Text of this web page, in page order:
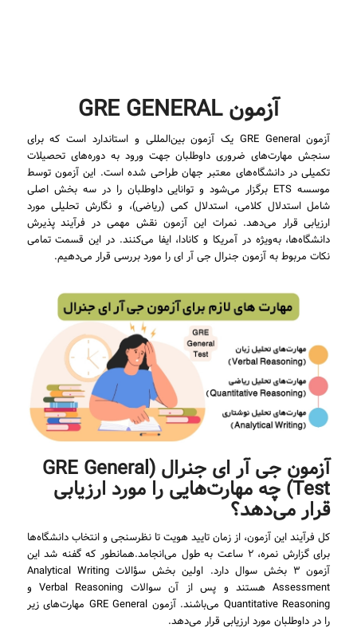
آزمون GRE GENERAL
آزمون GRE General یک آزمون بین‌المللی و استاندارد است که برای
سنجش مهارت‌های ضروری داوطلبان جهت ورود به دوره‌های تحصیلات
تکمیلی در دانشگاه‌های معتبر جهان طراحی شده است. این آزمون توسط
موسسه ETS برگزار می‌شود و توانایی داوطلبان را در سه بخش اصلی
شامل استدلال کلامی، استدلال کمی (ریاضی)، و نگارش تحلیلی مورد
ارزیابی قرار می‌دهد. نمرات این آزمون نقش مهمی در فرآیند پذیرش
دانشگاه‌ها، به‌ویژه در آمریکا و کانادا، ایفا می‌کنند. در این قسمت تمامی
نکات مربوط به آزمون جنرال جی آر ای را مورد بررسی قرار می‌دهیم.
آزمون جی آر ای جنرال (GRE General
Test) چه مهارت‌هایی را مورد ارزیابی
قرار می‌دهد؟
کل فرآیند این آزمون، از زمان تایید هویت تا نظرسنجی و انتخاب دانشگاه‌ها
برای گزارش نمره، ۲ ساعت به طول می‌انجامد.همانطور که گفنه شد این
آزمون ۳ بخش سوال دارد. اولین بخش سؤالات Analytical Writing
Assessment هستند و پس از آن سوالات Verbal Reasoning و
Quantitative Reasoning می‌باشند. آزمون GRE General مهارت‌های زیر
را در داوطلبان مورد ارزیابی قرار می‌دهد.